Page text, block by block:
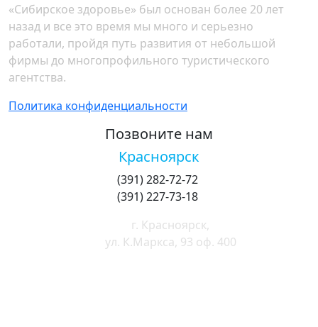
«Сибирское здоровье» был основан более 20 лет
назад и все это время мы много и серьезно
работали, пройдя путь развития от небольшой
фирмы до многопрофильного туристического
агентства.
Политика конфиденциальности
Позвоните нам
Красноярск
(391) 282-72-72
(391) 227-73-18
г. Красноярск,
ул. К.Маркса, 93 оф. 400